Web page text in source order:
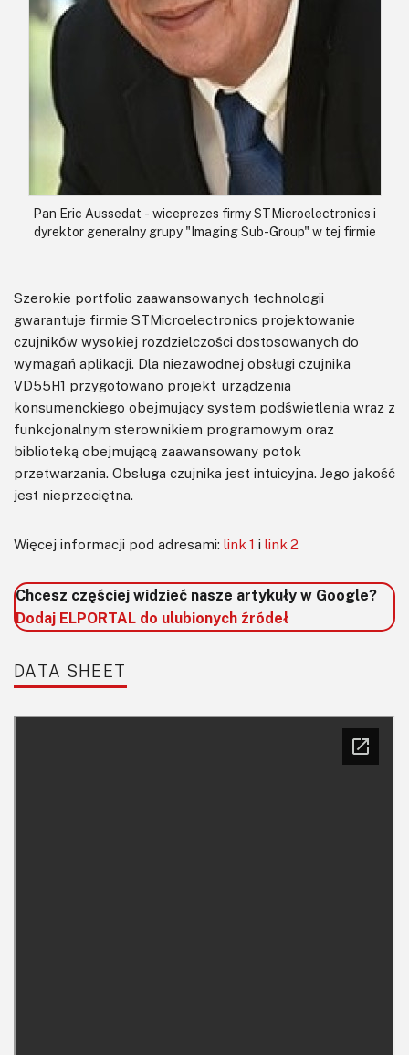
Pan Eric Aussedat - wiceprezes firmy STMicroelectronics i
dyrektor generalny grupy "Imaging Sub-Group" w tej firmie
Szerokie portfolio zaawansowanych technologii
gwarantuje firmie STMicroelectronics projektowanie
czujników wysokiej rozdzielczości dostosowanych do
wymagań aplikacji. Dla niezawodnej obsługi czujnika
VD55H1 przygotowano projekt urządzenia
konsumenckiego obejmujący system podświetlenia wraz z
funkcjonalnym sterownikiem programowym oraz
biblioteką obejmującą zaawansowany potok
przetwarzania. Obsługa czujnika jest intuicyjna. Jego jakość
jest nieprzeciętna.
Więcej informacji pod adresami: link 1 i link 2
Chcesz częściej widzieć nasze artykuły w Google?
Dodaj ELPORTAL do ulubionych źródeł
DATA SHEET